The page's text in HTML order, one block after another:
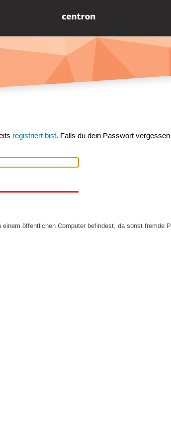
registriert bist. Falls du dein Passwort
öffentlichen Computer befindest, da sonst fremde